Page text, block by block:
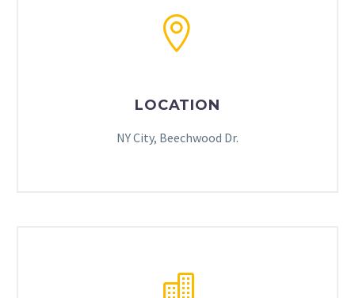
LOCATION
NY City, Beechwood Dr.